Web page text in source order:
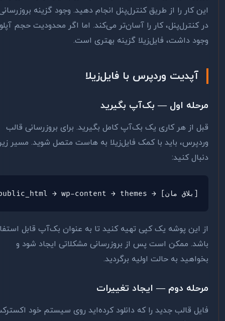
کار را از طریق کنترل‌پنل انجام دهید. وجود گزینه بروزرسانی‌ها
کنترل‌پنل، کار را آسان‌تر می‌کند. اما اگر محدودیت حجم آپلود
داشت، فایل‌زیلا گزینه بهتری است.
آپدیت وردپرس با فایل‌زیلا
اول — بک‌آپ بگیرید
از هر کاری یک بک‌آپ کامل بگیرید. برای بروزرسانی قالب
باید با کمک فایل‌زیلا به هاست متصل شوید. مسیر زیر را
کنید:
public_html → wp-content → themes → [نام قالب]
این پوشه یک کپی تهیه کنید تا به عنوان بک‌آپ قابل استفاده
ممکن است پس از بروزرسانی مشکلاتی ایجاد شود و
به حالت اولیه برگردید.
دوم — ایجاد تغییرات
قالب جدید را که دانلود کرده‌اید روی سیستم خود اکسترکت